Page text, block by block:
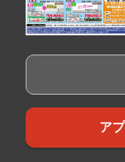
ア